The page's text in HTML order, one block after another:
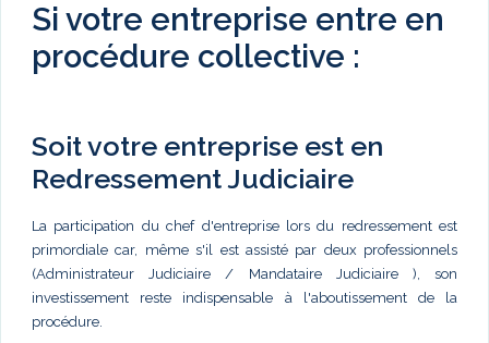
Si votre entreprise entre en
procédure collective :
Soit votre entreprise est en
Redressement Judiciaire
La participation du chef d'entreprise lors du redressement est
primordiale car, même s'il est assisté par deux professionnels
(Administrateur Judiciaire / Mandataire Judiciaire ), son
investissement reste indispensable à l'aboutissement de la
procédure.